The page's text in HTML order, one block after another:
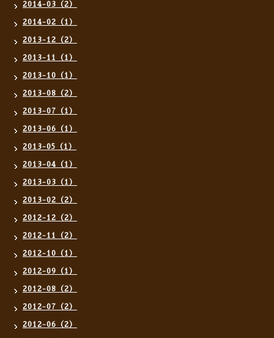
2014-03（2）
2014-02（1）
2013-12（2）
2013-11（1）
2013-10（1）
2013-08（2）
2013-07（1）
2013-06（1）
2013-05（1）
2013-04（1）
2013-03（1）
2013-02（2）
2012-12（2）
2012-11（2）
2012-10（1）
2012-09（1）
2012-08（2）
2012-07（2）
2012-06（2）